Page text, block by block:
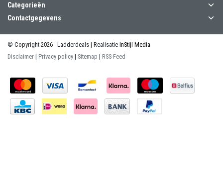
Categorieën
Contactgegevens
© Copyright 2026 - Ladderdeals | Realisatie InStijl Media
Disclaimer | Privacy policy | Sitemap | RSS Feed